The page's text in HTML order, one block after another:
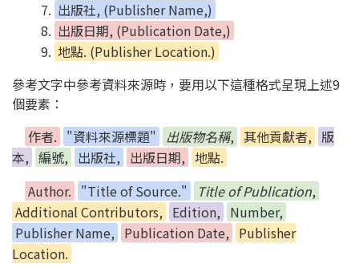
出版社, (Publisher Name,)
出版日期, (Publication Date,)
地點. (Publisher Location.)
參考文字中參考資料來源時，要用以下這種格式呈現上述9
個要素：
作者. "資料來源標題" 出版物名稱, 其他貢獻者, 版
本, 編號, 出版社, 出版日期, 地點.
Author. "Title of Source." Title of Publication,
Additional Contributors, Edition, Number,
Publisher Name, Publication Date, Publisher
Location.